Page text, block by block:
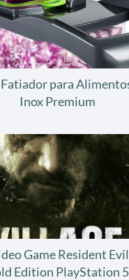
para
Inox Premium
Game Resident
Edition PlayStation 5